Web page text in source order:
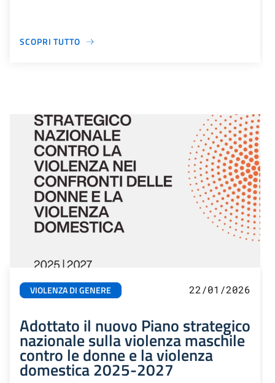
SCOPRI TUTTO
VIOLENZA DI GENERE 22/01/2026
Adottato il nuovo Piano strategico
nazionale sulla violenza maschile
contro le donne e la violenza
domestica 2025-2027